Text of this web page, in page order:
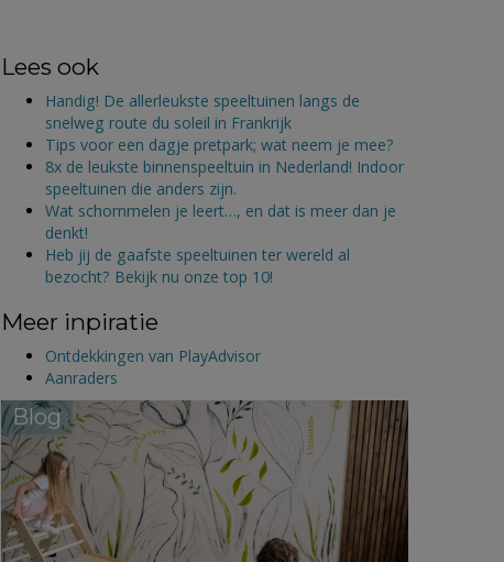
Lees ook
Handig! De allerleukste speeltuinen langs de
snelweg route du soleil in Frankrijk
Tips voor een dagje pretpark; wat neem je mee?
8x de leukste binnenspeeltuin in Nederland! Indoor
speeltuinen die anders zijn.
Wat schommelen je leert…, en dat is meer dan je
denkt!
Heb jij de gaafste speeltuinen ter wereld al
bezocht? Bekijk nu onze top 10!
Meer inpiratie
Ontdekkingen van PlayAdvisor
Aanraders
Blog